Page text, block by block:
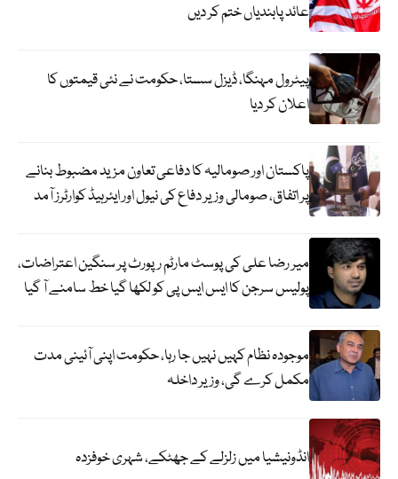
عائد پابندیاں ختم کر دیں
پیٹرول مہنگا، ڈیزل سستا، حکومت نے نئی قیمتوں کا
اعلان کر دیا
پاکستان اور صومالیہ کا دفاعی تعاون مزید مضبوط بنانے
پر اتفاق، صومالی وزیر دفاع کی نیول اور ایئرہیڈ کوارٹرز آمد
میر رضا علی کی پوسٹ مارٹم رپورٹ پر سنگین اعتراضات،
پولیس سرجن کا ایس ایس پی کو لکھا گیا خط سامنے آ گیا
موجودہ نظام کہیں نہیں جا رہا، حکومت اپنی آئینی مدت
مکمل کرے گی، وزیر داخلہ
انڈونیشیا میں زلزلے کے جھٹکے، شہری خوفزدہ